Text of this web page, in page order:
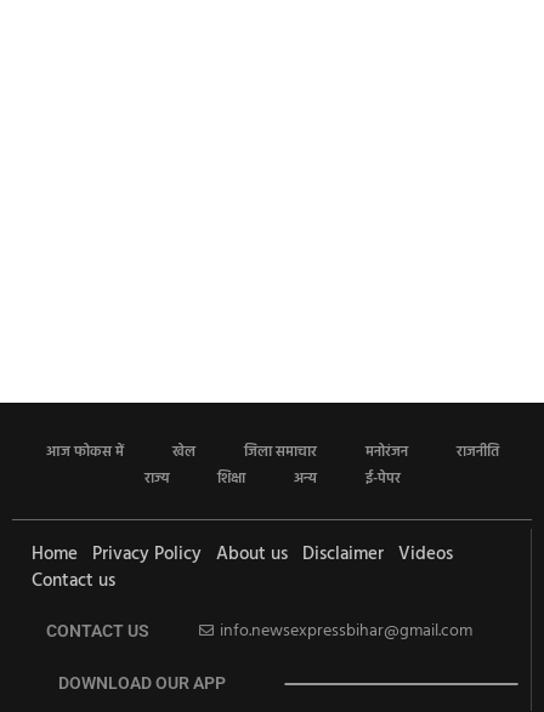
आज फोकस में खेल जिला समाचार मनोरंजन
राजनीति
राज्य
शिक्षा अन्य ई-पेपर
Home Privacy Policy About us Disclaimer Videos
Contact us
CONTACT US info.newsexpressbihar@gmail.com
DOWNLOAD OUR APP